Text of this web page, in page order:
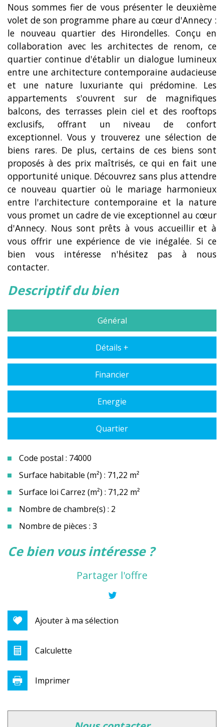
Nous sommes fier de vous présenter le deuxième
volet de son programme phare au cœur d'Annecy :
le nouveau quartier des Hirondelles. Conçu en
collaboration avec les architectes de renom, ce
quartier continue d'établir un dialogue lumineux
entre une architecture contemporaine audacieuse
et une nature luxuriante qui prédomine. Les
appartements s'ouvrent sur de magnifiques
balcons, des terrasses plein ciel et des rooftops
exclusifs, offrant un niveau de confort
exceptionnel. Vous y trouverez une sélection de
biens rares. De plus, certains de ces biens sont
proposés à des prix maîtrisés, ce qui en fait une
opportunité unique. Découvrez sans plus attendre
ce nouveau quartier où le mariage harmonieux
entre l'architecture contemporaine et la nature
vous promet un cadre de vie exceptionnel au cœur
d'Annecy. Nous sont prêts à vous accueillir et à
vous offrir une expérience de vie inégalée. Si ce
bien vous intéresse n'hésitez pas à nous
contacter.
descriptif du bien
Général
Détails +
Financier
Energie
Quartier
Code postal : 74000
Surface habitable (m²) : 71,22 m²
Surface loi Carrez (m²) : 71,22 m²
Nombre de chambre(s) : 2
Nombre de pièces : 3
la ville de annecy (74000)
ce bien vous intéresse ?
Partager l'offre
Ajouter à ma sélection
Calculette
Imprimer